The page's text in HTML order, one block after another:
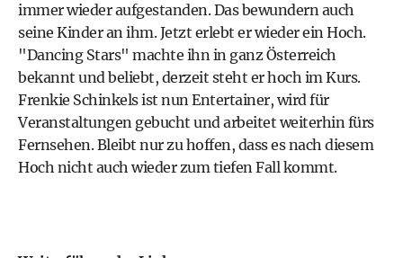
immer wieder aufgestanden. Das bewundern auch
seine Kinder an ihm. Jetzt erlebt er wieder ein Hoch.
"Dancing Stars" machte ihn in ganz Österreich
bekannt und beliebt, derzeit steht er hoch im Kurs.
Frenkie Schinkels ist nun Entertainer, wird für
Veranstaltungen gebucht und arbeitet weiterhin fürs
Fernsehen. Bleibt nur zu hoffen, dass es nach diesem
Hoch nicht auch wieder zum tiefen Fall kommt.